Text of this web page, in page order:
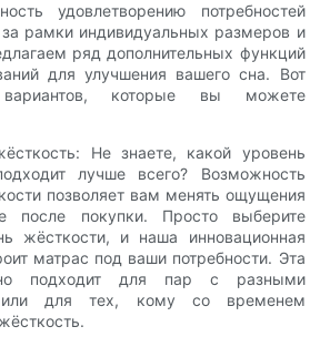
удовлетворению потребностей
за рамки индивидуальных размеров и
ряд дополнительных функций
для улучшения вашего сна. Вот
которые вы можете
Не знаете, какой уровень
лучше всего? Возможность
позволяет вам менять ощущения
после покупки. Просто выберите
жёсткости, и наша инновационная
матрас под ваши потребности. Эта
подходит для пар с разными
или для тех, кому со временем